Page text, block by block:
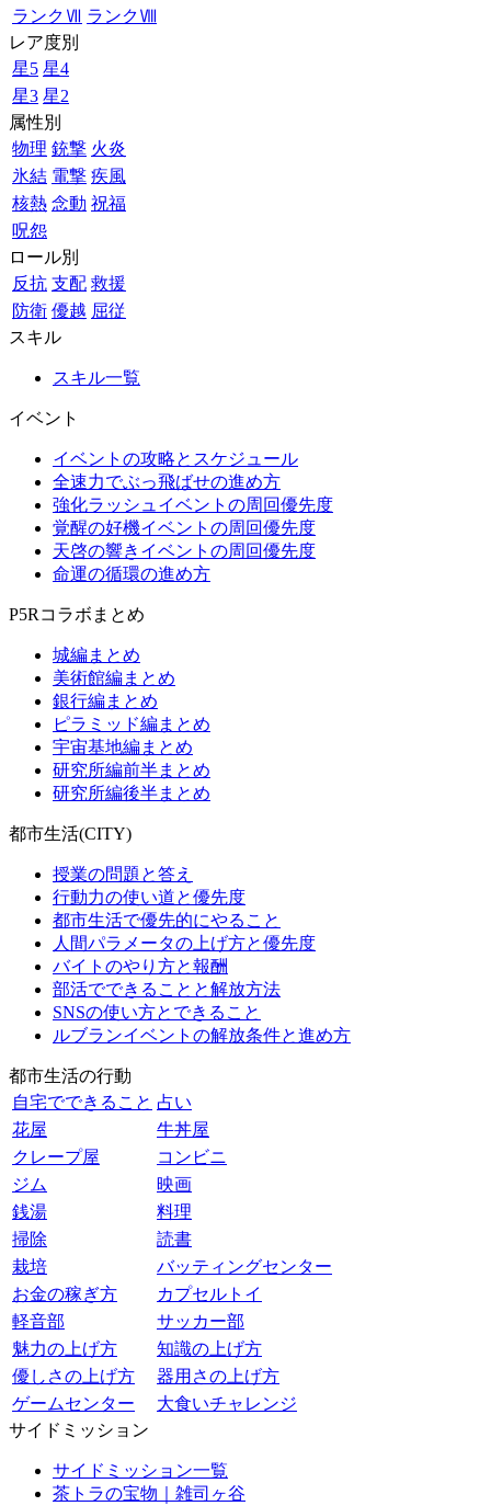
ランクⅦ ランクⅧ
レア度別
星5 星4
星3 星2
属性別
物理 銃撃 火炎
氷結 電撃 疾風
核熱 念動 祝福
呪怨
ロール別
反抗 支配 救援
防衛 優越 屈従
スキル
スキル一覧
イベント
イベントの攻略とスケジュール
全速力でぶっ飛ばせの進め方
強化ラッシュイベントの周回優先度
覚醒の好機イベントの周回優先度
天啓の響きイベントの周回優先度
命運の循環の進め方
P5Rコラボまとめ
城編まとめ
美術館編まとめ
銀行編まとめ
ピラミッド編まとめ
宇宙基地編まとめ
研究所編前半まとめ
研究所編後半まとめ
都市生活(CITY)
授業の問題と答え
行動力の使い道と優先度
都市生活で優先的にやること
人間パラメータの上げ方と優先度
バイトのやり方と報酬
部活でできることと解放方法
SNSの使い方とできること
ルブランイベントの解放条件と進め方
都市生活の行動
自宅でできること 占い
花屋
牛丼屋
クレープ屋
コンビニ
ジム
映画
銭湯
料理
掃除
読書
栽培
バッティングセンター
お金の稼ぎ方
カプセルトイ
軽音部
サッカー部
魅力の上げ方
知識の上げ方
優しさの上げ方
器用さの上げ方
ゲームセンター
大食いチャレンジ
サイドミッション
サイドミッション一覧
茶トラの宝物｜雑司ヶ谷